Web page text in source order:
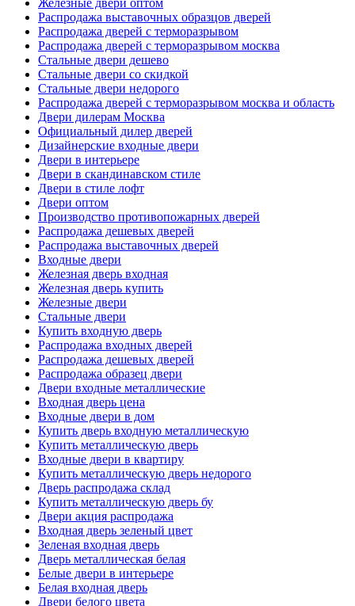
Железные двери оптом
Распродажа выставочных образцов дверей
Распродажа дверей с терморазрывом
Распродажа дверей с терморазрывом москва
Стальные двери дешево
Стальные двери со скидкой
Стальные двери недорого
Распродажа дверей с терморазрывом москва и область
Двери дилерам Москва
Официальный дилер дверей
Дизайнерские входные двери
Двери в интерьере
Двери в скандинавском стиле
Двери в стиле лофт
Двери оптом
Производство противопожарных дверей
Распродажа дешевых дверей
Распродажа выставочных дверей
Входные двери
Железная дверь входная
Железная дверь купить
Железные двери
Стальные двери
Купить входную дверь
Распродажа входных дверей
Распродажа дешевых дверей
Распродажа образец двери
Двери входные металлические
Входная дверь цена
Входные двери в дом
Купить дверь входную металлическую
Купить металлическую дверь
Входные двери в квартиру
Купить металлическую дверь недорого
Дверь распродажа склад
Купить металлическую дверь бу
Двери акция распродажа
Входная дверь зеленый цвет
Зеленая входная дверь
Дверь металлическая белая
Белые двери в интерьере
Белая входная дверь
Двери белого цвета